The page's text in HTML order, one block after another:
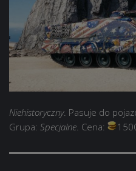
Niehistoryczny. Pasuje do
Grupa: Specjalne. Cena: